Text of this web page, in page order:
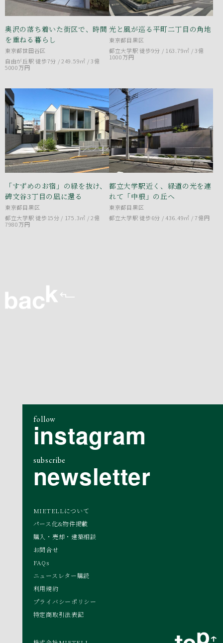
奥沢の落ち着いた街区で、時間
を重ねる暮らし
東京都世田谷区
自由が丘駅 徒歩7分 / 249.59㎡ /3億
5000万円
光と風が巡る平町二丁目の角地
東京都目黒区
都立大学駅 徒歩9分 / 163.79㎡ /3億
1000万円
「すずめのお宿」の緑を抜け、
碑文谷3丁目の凪に還る
東京都目黒区
都立大学駅 徒歩15分 / 175.3㎡ /2億
7980万円
都立大学駅近く、緑道の光を連
れて「中根」の丘へ
東京都目黒区
都立大学駅 徒歩6分 / 436.49㎡ /7億円
follow
instagram
subscribe
newsletter
MIETELLについて
パース化&物件掲載
購入・売却・建築相談
お問合せ
FAQs
ニュースレター購読
利用規約
プライバシーポリシー
特定商取引法表記